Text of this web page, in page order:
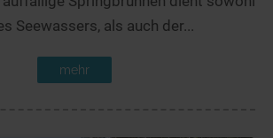
Seewassers, als auch der...
mehr